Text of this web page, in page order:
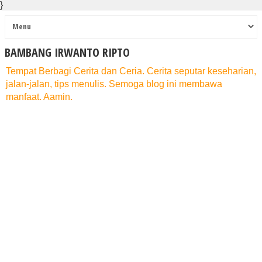
}
BAMBANG IRWANTO RIPTO
Tempat Berbagi Cerita dan Ceria. Cerita seputar keseharian,
jalan-jalan, tips menulis. Semoga blog ini membawa
manfaat. Aamin.